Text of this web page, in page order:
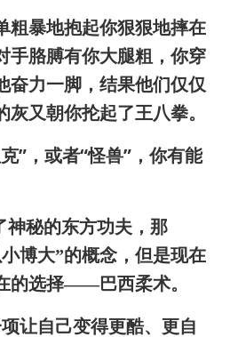
粗暴地抱起你狠狠地摔在
手胳膊有你大腿粗，你穿
奋力一脚，结果他们仅仅
又朝你抡起了王八拳。
”，或者“怪兽”，你有能
神秘的东方功夫，那
博大”的概念，但是现在
的选择——巴西柔术。
让自己变得更酷、更自